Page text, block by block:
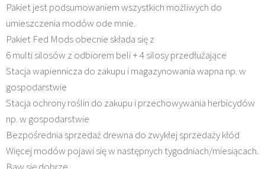
Pakiet jest podsumowaniem wszystkich możliwych do
umieszczenia modów ode mnie.
Pakiet Fed Mods obecnie składa się z
6 multi silosów z odbiorem beli + 4 silosy przedłużające
Stacja wapiennicza do zakupu i magazynowania wapna np. w
gospodarstwie
Stacja ochrony roślin do zakupu i przechowywania herbicydów
np. w gospodarstwie
Bezpośrednia sprzedaż drewna do zwykłej sprzedaży kłód
Więcej modów pojawi się w następnych tygodniach/miesiącach.